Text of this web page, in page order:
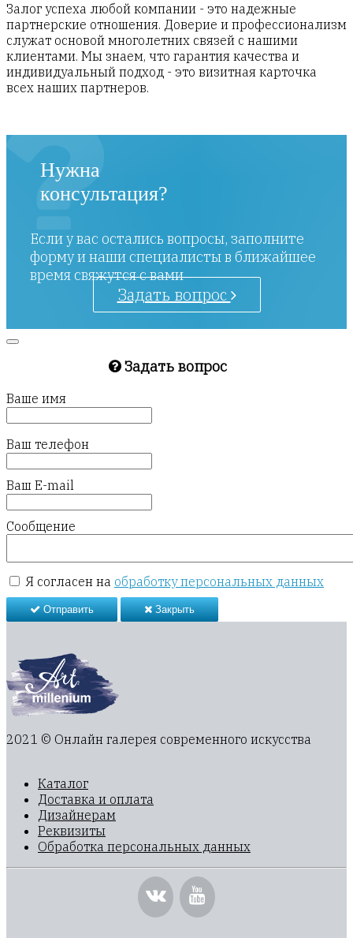
Залог успеха любой компании - это надежные
партнерские отношения. Доверие и профессионализм
служат основой многолетних связей с нашими
клиентами. Мы знаем, что гарантия качества и
индивидуальный подход - это визитная карточка
всех наших партнеров.
Нужна
консультация?
Если у вас остались вопросы, заполните
форму и наши специалисты в ближайшее
время свяжутся с вами
Задать вопрос
Задать вопрос
Ваше имя
Ваш телефон
Ваш E-mail
Сообщение
Я согласен на обработку персональных данных
Отправить Закрыть
2021 © Онлайн галерея современного искусства
Каталог
Доставка и оплата
Дизайнерам
Реквизиты
Обработка персональных данных